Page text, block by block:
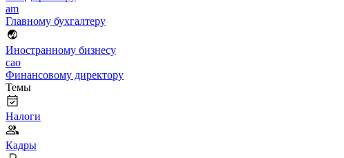
am
Главному бухгалтеру
Иностранному бизнесу
cao
Финансовому директору
Темы
Налоги
Кадры